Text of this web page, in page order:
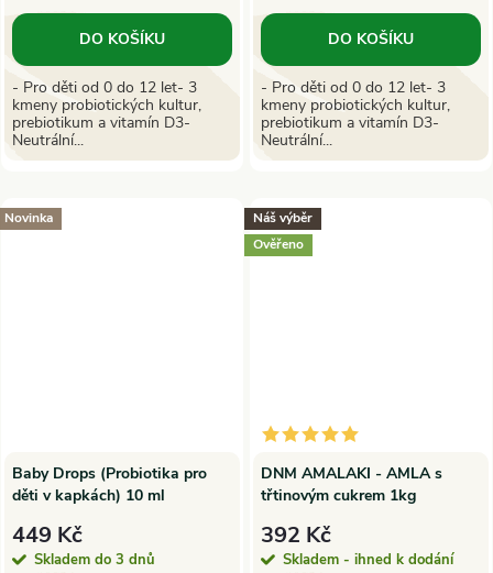
DO KOŠÍKU
- Pro děti od 0 do 12 let- 3
kmeny probiotických kultur,
prebiotikum a vitamín D3-
Neutrální...
DO KOŠÍKU
- Pro děti od 0 do 12 let- 3
kmeny probiotických kultur,
prebiotikum a vitamín D3-
Neutrální...
Novinka
Baby Drops (Probiotika pro
děti v kapkách) 10 ml
449 Kč
Skladem do 3 dnů
Náš výběr
Ověřeno
DNM AMALAKI - AMLA s
třtinovým cukrem 1kg
392 Kč
Skladem - ihned k dodání